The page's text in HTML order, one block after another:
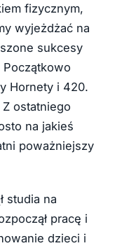
fizycznym,
wyjeżdżać na
sukcesy
Początkowo
Hornety i 420.
ostatniego
na jakieś
poważniejszy
studia na
pracę i
dzieci i